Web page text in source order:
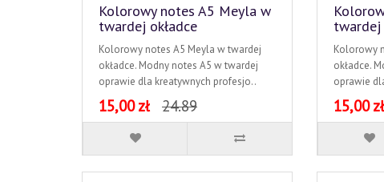
Kolorowy notes A5 Meyla w
twardej okładce
Kolorowy notes A5 Meyla w twardej
okładce. Modny notes A5 w twardej
oprawie dla kreatywnych profesjo..
15,00 zł 24.89
twardej
Kolorowy
okładce.
oprawie
15,00 zł